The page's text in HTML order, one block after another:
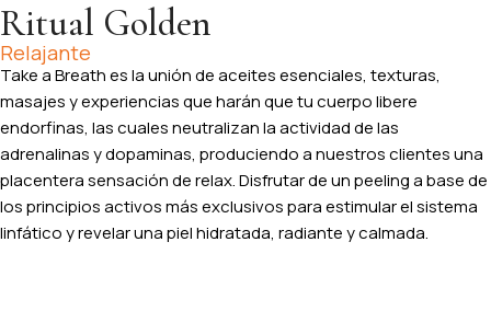
Ritual Golden
Relajante
Take a Breath es la unión de aceites esenciales, texturas,
masajes y experiencias que harán que tu cuerpo libere
endorfinas, las cuales neutralizan la actividad de las
adrenalinas y dopaminas, produciendo a nuestros clientes una
placentera sensación de relax. Disfrutar de un peeling a base de
los principios activos más exclusivos para estimular el sistema
linfático y revelar una piel hidratada, radiante y calmada.